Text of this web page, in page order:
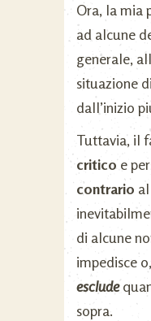
Ora, la mia
ad alcune
generale,
situazione
dall’inizio
Tuttavia, il
criticoe
contrario
di alcune
impedisce
esclude
sopra.